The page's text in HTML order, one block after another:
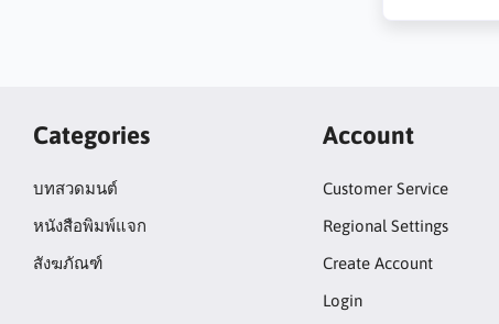
Categories
บทสวดมนต์
หนังสือพิมพ์แจก
สังฆภัณฑ์
Account
Customer Service
Regional Settings
Create Account
Login